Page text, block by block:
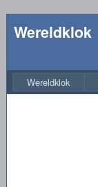
Wereldklok
Wereldklok